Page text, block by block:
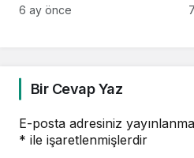
Kadınlar Polo
6 ay önce
Bir Cevap Yaz
E-posta adresiniz
* ile işaretlenmişlerdir